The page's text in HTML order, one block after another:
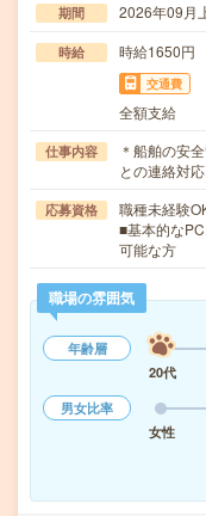
期間 2026年09月
時給 時給1650円
交通費
全額支給
仕事内容
＊船舶の安
との連絡対応
応募資格
職種未経験
■基本的な
可能な方
職場の雰囲気
年齢層
20代
男女比率
女性